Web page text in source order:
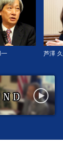
一 芦澤